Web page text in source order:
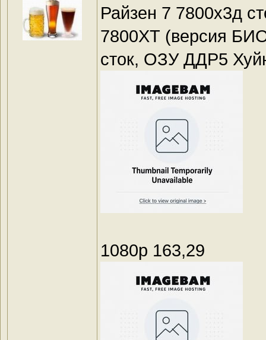
Райзен 7 7800х3д
7800ХТ (версия
сток, ОЗУ ДДР5
1080p 163,29